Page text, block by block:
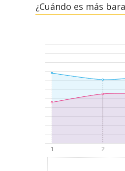
¿Cuándo es más